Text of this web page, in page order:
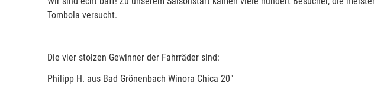
Tombola versucht.
Die vier stolzen Gewinner der Fahrräder sind:
Philipp H. aus Bad Grönenbach Winora Chica 20"